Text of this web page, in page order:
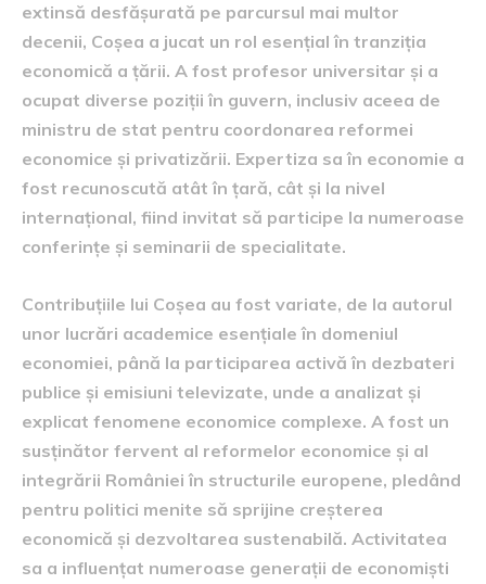
extinsă desfășurată pe parcursul mai multor
decenii, Coșea a jucat un rol esențial în tranziția
economică a țării. A fost profesor universitar și a
ocupat diverse poziții în guvern, inclusiv aceea de
ministru de stat pentru coordonarea reformei
economice și privatizării. Expertiza sa în economie a
fost recunoscută atât în țară, cât și la nivel
internațional, fiind invitat să participe la numeroase
conferințe și seminarii de specialitate.
Contribuțiile lui Coșea au fost variate, de la autorul
unor lucrări academice esențiale în domeniul
economiei, până la participarea activă în dezbateri
publice și emisiuni televizate, unde a analizat și
explicat fenomene economice complexe. A fost un
susținător fervent al reformelor economice și al
integrării României în structurile europene, pledând
pentru politici menite să sprijine creșterea
economică și dezvoltarea sustenabilă. Activitatea
sa a influențat numeroase generații de economiști